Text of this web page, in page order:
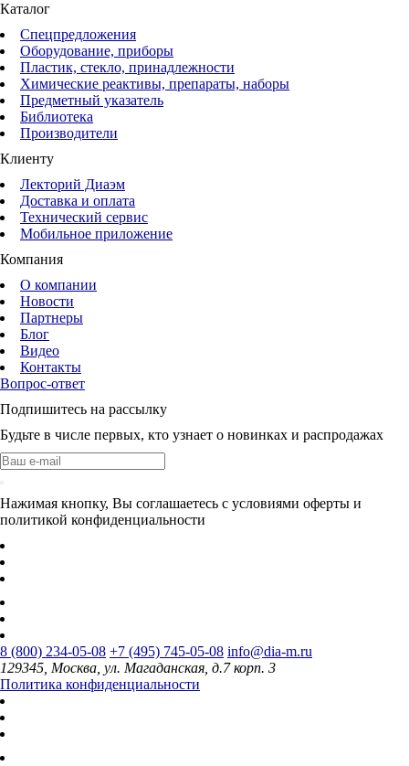
Каталог
Спецпредложения
Оборудование, приборы
Пластик, стекло, принадлежности
Химические реактивы, препараты, наборы
Предметный указатель
Библиотека
Производители
Клиенту
Лекторий Диаэм
Доставка и оплата
Технический сервис
Мобильное приложение
Компания
О компании
Новости
Партнеры
Блог
Видео
Контакты
Вопрос-ответ
Подпишитесь на рассылку
Будьте в числе первых, кто узнает о новинках и распродажах
Нажимая кнопку, Вы соглашаетесь с условиями оферты и
политикой конфиденциальности
8 (800) 234-05-08 +7 (495) 745-05-08 info@dia-m.ru
129345, Москва, ул. Магаданская, д.7 корп. 3
Политика конфиденциальности